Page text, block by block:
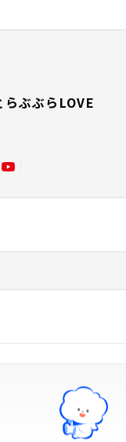
ぶぶらLOVE